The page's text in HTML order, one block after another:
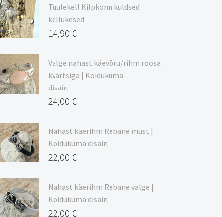
9,00 €
kuni
20,44 €
Tuulekell Kilpkonn kuldsed
kellukesed
14,90 €
Valge nahast käevõru/rihm roosa
kvartsiga | Koidukuma
disain
24,00 €
Nahast käerihm Rebane must |
Koidukuma disain
22,00 €
Nahast käerihm Rebane valge |
Koidukuma disain
22,00 €